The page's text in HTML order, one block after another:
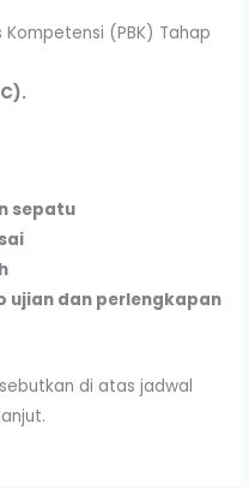
(PBK) Tahap
sepatu
ujian dan perlengkapan
di atas jadwal